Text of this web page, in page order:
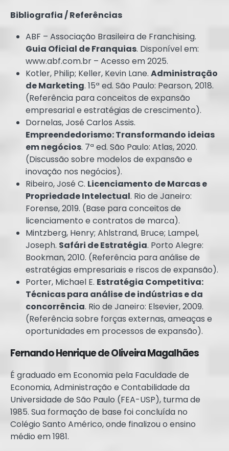
Bibliografia / Referências
ABF – Associação Brasileira de Franchising.
Guia Oficial de Franquias. Disponível em:
www.abf.com.br – Acesso em 2025.
Kotler, Philip; Keller, Kevin Lane. Administração
de Marketing. 15ª ed. São Paulo: Pearson, 2018.
(Referência para conceitos de expansão
empresarial e estratégias de crescimento).
Dornelas, José Carlos Assis.
Empreendedorismo: Transformando ideias
em negócios. 7ª ed. São Paulo: Atlas, 2020.
(Discussão sobre modelos de expansão e
inovação nos negócios).
Ribeiro, José C. Licenciamento de Marcas e
Propriedade Intelectual. Rio de Janeiro:
Forense, 2019. (Base para conceitos de
licenciamento e contratos de marca).
Mintzberg, Henry; Ahlstrand, Bruce; Lampel,
Joseph. Safári de Estratégia. Porto Alegre:
Bookman, 2010. (Referência para análise de
estratégias empresariais e riscos de expansão).
Porter, Michael E. Estratégia Competitiva:
Técnicas para análise de indústrias e da
concorrência. Rio de Janeiro: Elsevier, 2009.
(Referência sobre forças externas, ameaças e
oportunidades em processos de expansão).
Fernando Henrique de Oliveira Magalhães
É graduado em Economia pela Faculdade de
Economia, Administração e Contabilidade da
Universidade de São Paulo (FEA-USP), turma de
1985. Sua formação de base foi concluída no
Colégio Santo Américo, onde finalizou o ensino
médio em 1981.